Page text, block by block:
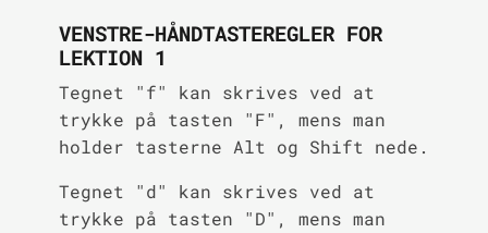
VENSTRE-HÅNDTASTEREGLER FOR
LEKTION 1
Tegnet "f" kan skrives ved at
trykke på tasten "F", mens man
holder tasterne Alt og Shift nede.
Tegnet "d" kan skrives ved at
trykke på tasten "D", mens man